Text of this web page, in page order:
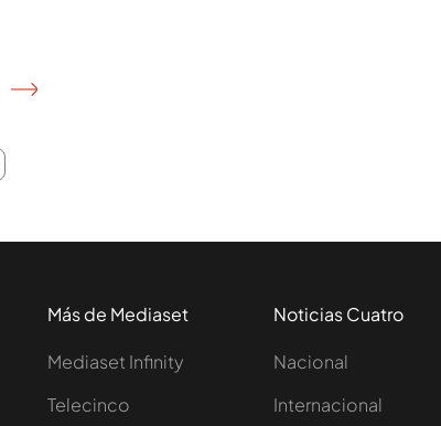
Más de Mediaset
Mediaset Infinity
Telecinco
Noticias Cuatro
Nacional
Internacional